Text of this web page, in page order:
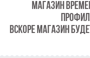
МАГАЗИН
ВСКОРЕ МАГАЗИН